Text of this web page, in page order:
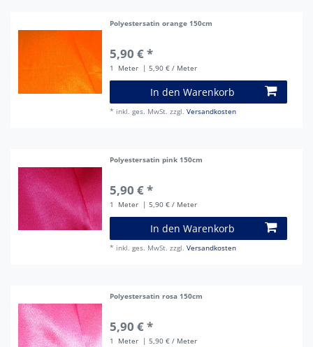
Polyestersatin orange 150cm
5,90 € *
1 Meter | 5,90 € / Meter
In den Warenkorb
* inkl. ges. MwSt. zzgl.Versandkosten
Polyestersatin pink 150cm
5,90 € *
1 Meter | 5,90 € / Meter
In den Warenkorb
* inkl. ges. MwSt. zzgl.Versandkosten
Polyestersatin rosa 150cm
5,90 € *
1 Meter | 5,90 € / Meter